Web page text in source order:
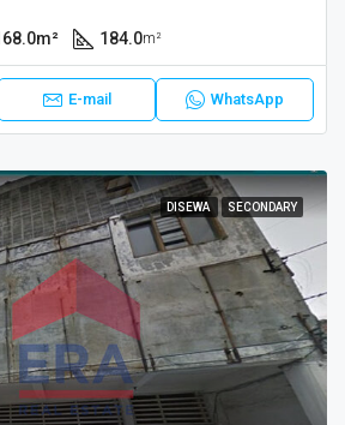
m² 184.0m²
E-mail WhatsApp
DISEWA SECONDARY